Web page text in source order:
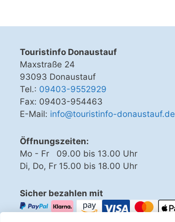
Touristinfo Donaustauf
Maxstraße 24
93093 Donaustauf
Tel.: 09403-9552929
Fax: 09403-954463
E-Mail: info@touristinfo-donaustauf.de
Öffnungszeiten:
Mo - Fr 09.00 bis 13.00 Uhr
Di, Do, Fr 15.00 bis 18.00 Uhr
Sicher bezahlen mit